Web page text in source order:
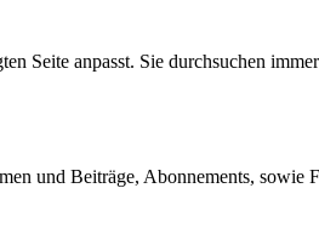
Seite anpasst. Sie durchsuchen
und Beiträge, Abonnements, sowie